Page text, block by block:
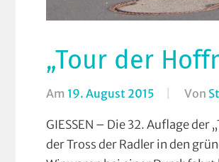
„Tour der
Am 19. August 2015 Von
GIESSEN – Die 32. Auflage
der Tross der Radler in den